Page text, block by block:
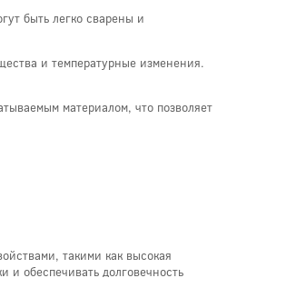
быть легко сварены и
и температурные изменения.
материалом, что позволяет
такими как высокая
и обеспечивать долговечность